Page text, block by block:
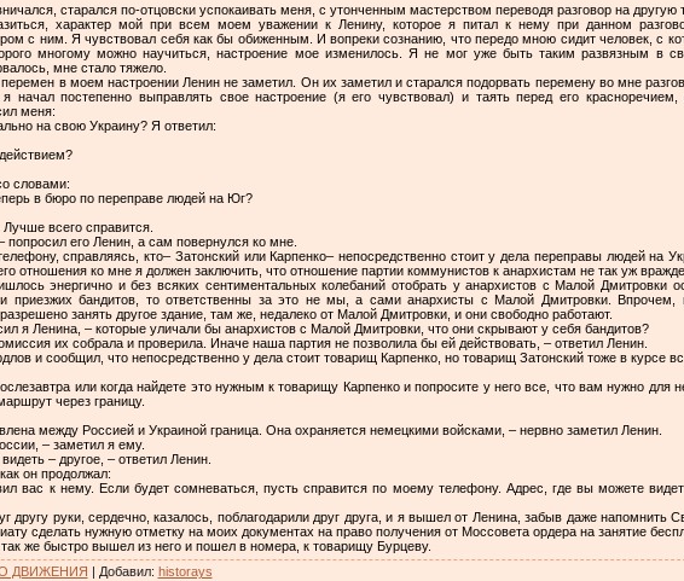
старался по-отцовски успокаивать меня, с утонченным мастерством переводя разговор на другую
характер мой при всем моем уважении к Ленину, которое я питал к нему при данном
с ним. Я чувствовал себя как бы обиженным. И вопреки сознанию, что передо мною сидит человек, с
многому можно научиться, настроение мое изменилось. Я не мог уже быть таким развязным в
мне стало тяжело.
в моем настроении Ленин не заметил. Он их заметил и старался подорвать перемену во мне
начал постепенно выправлять свое настроение (я его чувствовал) и таять перед его
меня:
на свою Украину? Я ответил:
словами:
в бюро по переправе людей на Юг?
всего справится.
попросил его Ленин, а сам повернулся ко мне.
справляясь, кто– Затонский или Карпенко– непосредственно стоит у дела переправы людей на
отношения ко мне я должен заключить, что отношение партии коммунистов к анархистам не так уж
энергично и без всяких сентиментальных колебаний отобрать у анархистов с Малой Дмитровки
приезжих бандитов, то ответственны за это нe мы, а сами анархисты с Малой Дмитровки.
занять другое здание, там же, недалеко от Малой Дмитровки, и они свободно работают.
я Ленина, – которые уличали бы анархистов с Малой Дмитровки, что они скрывают у себя бандитов?
их собрала и проверила. Иначе наша партия не позволила бы ей действовать, – ответил Ленин.
и сообщил, что непосредственно у дела стоит товарищ Карпенко, но товарищ Затонский тоже в курсе
или когда найдете это нужным к товарищу Карпенко и попросите у него все, что вам нужно для
через границу.
между Россией и Украиной граница. Она охраняется немецкими войсками, – нервно заметил Ленин.
– заметил я ему.
– другое, – ответил Ленин.
он продолжал:
вас к нему. Если будет сомневаться, пусть справится по моему телефону. Адрес, где вы можете
другу руки, сердечно, казалось, поблагодарили друг друга, и я вышел от Ленина, забыв даже напомнить
сделать нужную отметку на моих документах на право получения от Моссовета ордера на занятие
же быстро вышел из него и пошел в номера, к товарищу Бурцеву.
ДВИЖЕНИЯ | Добавил: historays